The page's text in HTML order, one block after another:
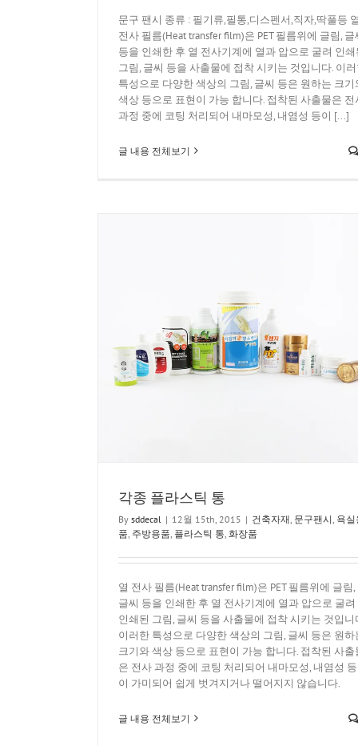
문구 팬시 종류 : 필기류,필통,디스펜서,직자,딱풀등
전사 필름(Heat transfer film)은 PET 필름위에 글림, 글
등을 인쇄한 후 열 전사기계에 열과 압으로 굴려 인쇄
그림, 글씨 등을 사출물에 접착 시키는 것입니다. 이
특성으로 다양한 색상의 그림, 글씨 등은 원하는 크기
색상 등으로 표현이 가능 합니다. 접착된 사출물은 전
과정 중에 코팅 처리되어 내마모성, 내염성 등이 [...]
글 내용 전체보기
각종 플라스틱 통
By sddecal | 12월 15th, 2015 | 건축자재 문구팬시 욕실
품 주방용품 플라스틱 통 화장품
열 전사 필름(Heat transfer film)은 PET 필름위에 글림,
글씨 등을 인쇄한 후 열 전사기계에 열과 압으로 굴려
인쇄된 그림, 글씨 등을 사출물에 접착 시키는 것입니
이러한 특성으로 다양한 색상의 그림, 글씨 등은 원하
크기와 색상 등으로 표현이 가능 합니다. 접착된 사출
은 전사 과정 중에 코팅 처리되어 내마모성, 내염성 등
이 가미되어 쉽게 벗겨지거나 떨어지지 않습니다.
글 내용 전체보기